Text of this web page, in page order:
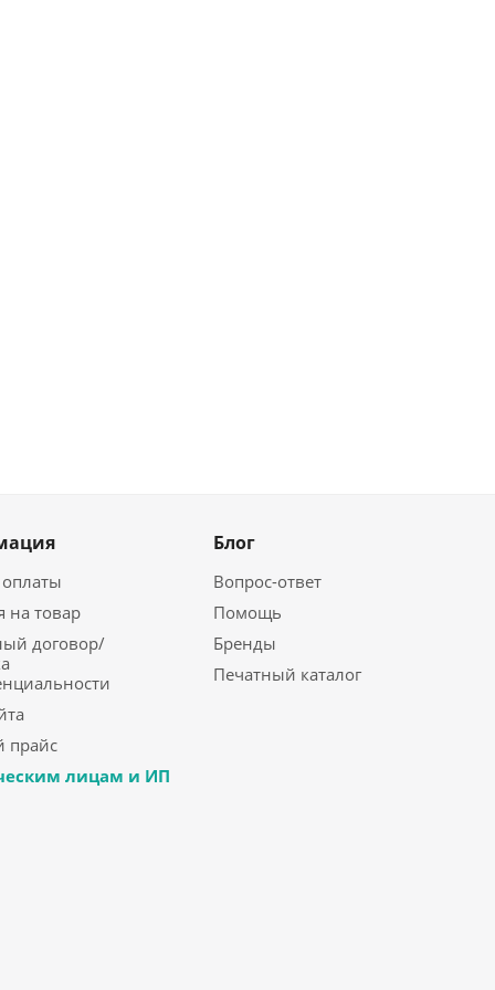
на товар
договор/
прайс
лицам и ИП
Блог
Вопрос-ответ
Помощь
Бренды
Печатный каталог